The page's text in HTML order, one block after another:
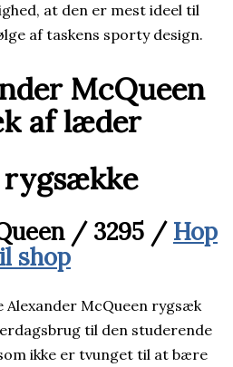
at den er mest ideel til
af taskens sporty design.
McQueen
af læder
/ 3295 / Hop
shop
McQueen rygsæk
til den studerende
ikke er tvunget til at bære